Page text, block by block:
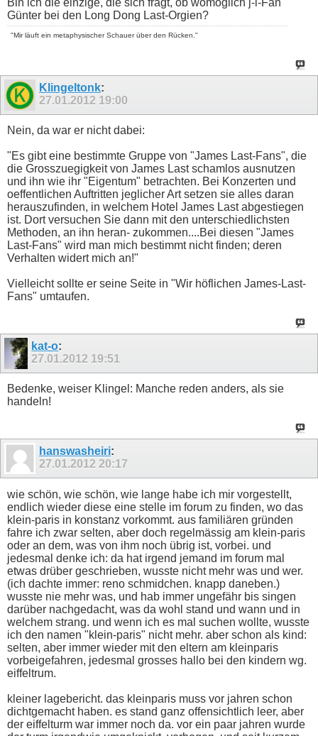
Günter bei den Long Dong Last-Orgien?
"Mir läuft ein metaphysischer Schauer über den Rücken."
Klingeltonk:
27.01.2012 19:00
Nein, da war er nicht dabei:
"Es gibt eine bestimmte Gruppe von "James Last-Fans", die
die Grosszuegigkeit von James Last schamlos ausnutzen
und ihn wie ihr "Eigentum" betrachten. Bei Konzerten und
oeffentlichen Auftritten jeglicher Art setzen sie alles daran
herauszufinden, in welchem Hotel James Last abgestiegen
ist. Dort versuchen Sie dann mit den unterschiedlichsten
Methoden, an ihn heran- zukommen....Bei diesen "James
Last-Fans" wird man mich bestimmt nicht finden; deren
Verhalten widert mich an!"
Vielleicht sollte er seine Seite in "Wir höflichen James-Last-
Fans" umtaufen.
kat-o:
27.01.2012 19:51
Bedenke, weiser Klingel: Manche reden anders, als sie
handeln!
hanswasheiri:
27.01.2012 20:17
wie schön, wie schön, wie lange habe ich mir vorgestellt,
endlich wieder diese eine stelle im forum zu finden, wo das
klein-paris in konstanz vorkommt. aus familiären gründen
fahre ich zwar selten, aber doch regelmässig am klein-paris
oder an dem, was von ihm noch übrig ist, vorbei. und
jedesmal denke ich: da hat irgend jemand im forum mal
etwas drüber geschrieben, wusste nicht mehr was und wer.
(ich dachte immer: reno schmidchen. knapp daneben.)
wusste nie mehr was, und hab immer ungefähr bis singen
darüber nachgedacht, was da wohl stand und wann und in
welchem strang. und wenn ich es mal suchen wollte, wusste
ich den namen "klein-paris" nicht mehr. aber schon als kind:
selten, aber immer wieder mit den eltern am kleinparis
vorbeigefahren, jedesmal grosses hallo bei den kindern wg.
eiffeltrum.
kleiner lagebericht. das kleinparis muss vor jahren schon
dichtgemacht haben. es stand ganz offensichtlich leer, aber
der eiffelturm war immer noch da. vor ein paar jahren wurde